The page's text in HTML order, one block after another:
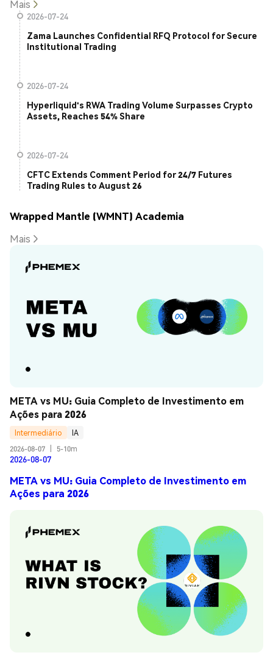
Mais
2026-07-24
Zama Launches Confidential RFQ Protocol for Secure
Institutional Trading
2026-07-24
Hyperliquid's RWA Trading Volume Surpasses Crypto
Assets, Reaches 54% Share
2026-07-24
CFTC Extends Comment Period for 24/7 Futures
Trading Rules to August 26
Wrapped Mantle (WMNT) Academia
Mais
META vs MU: Guia Completo de Investimento em
Ações para 2026
Intermediário
IA
2026-08-07
5-10m
2026-08-07
META vs MU: Guia Completo de Investimento em
Ações para 2026